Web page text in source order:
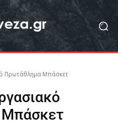
Πρωτάθλημα Μπάσκετ